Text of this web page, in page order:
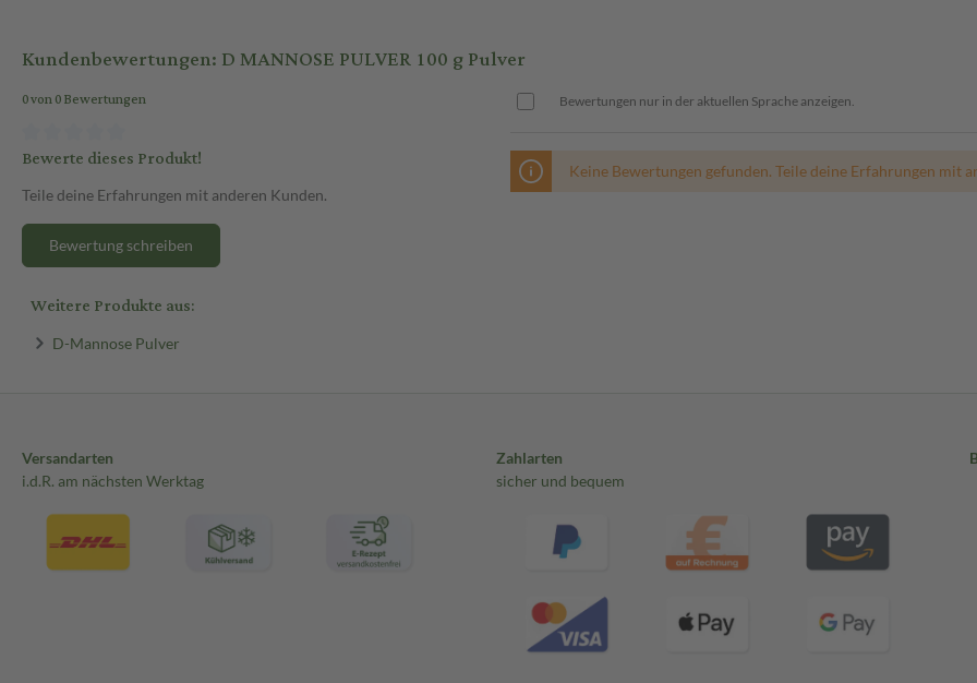
Kundenbewertungen: D MANNOSE PULVER 100 g Pulver
0 von 0 Bewertungen
Bewerte dieses Produkt!
Teile deine Erfahrungen mit anderen Kunden.
Bewertung schreiben
Bewertungen nur in der aktuellen Sprache anzeigen.
Keine Bewertungen gefunden. Teile deine Erfahrungen mit
Weitere Produkte aus:
D-Mannose Pulver
Versandarten
i.d.R. am nächsten Werktag
Zahlarten
sicher und bequem